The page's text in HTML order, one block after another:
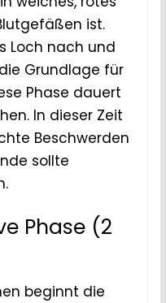
ist.
Loch nach und
Grundlage für
Phase dauert
In dieser Zeit
Beschwerden
sollte
Phase (2
beginnt die